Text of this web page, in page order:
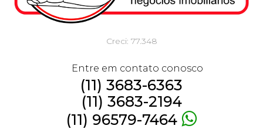
Creci: 77.348
Entre em contato conosco
(11) 3683-6363
(11) 3683-2194
(11) 96579-7464